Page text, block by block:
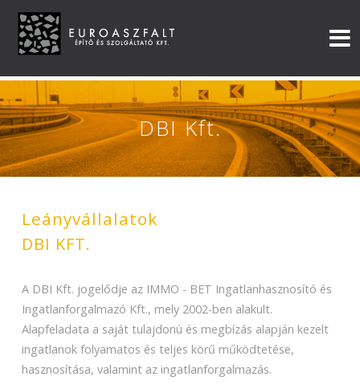
DBI Kft.
Leányvállalatok
DBI KFT.
A DBI Kft. jogelődje az IMMO - BET Ingatlanhasznosító és
Ingatlanforgalmazó Kft., mely 2002-ben alakult.
Alapfeladata a saját tulajdonú és megbízás alapján kezelt
ingatlanok folyamatos és teljes körű működtetése,
hasznosítása, valamint az ingatlanforgalmazás.